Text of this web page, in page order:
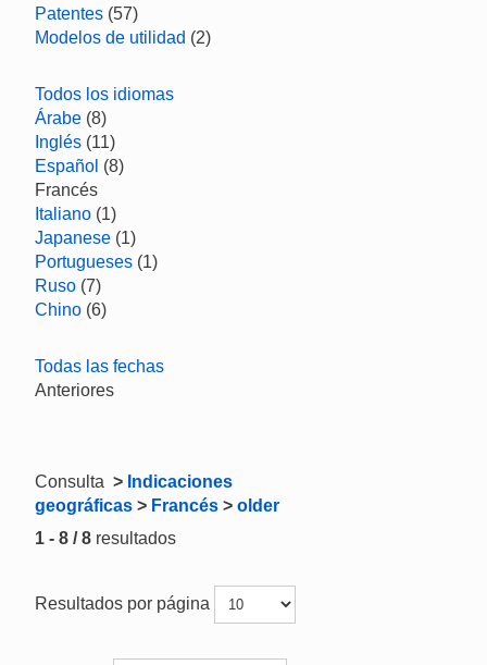
Patentes (57)
Modelos de utilidad (2)
Todos los idiomas
Árabe (8)
Inglés (11)
Español (8)
Francés
Italiano (1)
Japanese (1)
Portugueses (1)
Ruso (7)
Chino (6)
Todas las fechas
Anteriores
Consulta > Indicaciones
geográficas > Francés > older
1 - 8 / 8 resultados
Resultados por página